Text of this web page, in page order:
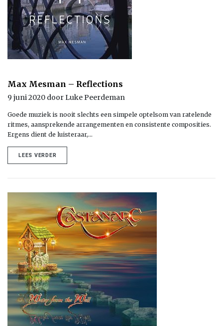
Max Mesman – Reflections
9 juni 2020 door Luke Peerdeman
Goede muziek is nooit slechts een simpele optelsom van ratelende
ritmes, aansprekende arrangementen en consistente composities.
Ergens dient de luisteraar,…
LEES VERDER